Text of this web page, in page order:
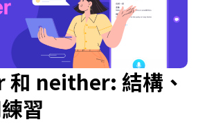
neither: 結構、
習